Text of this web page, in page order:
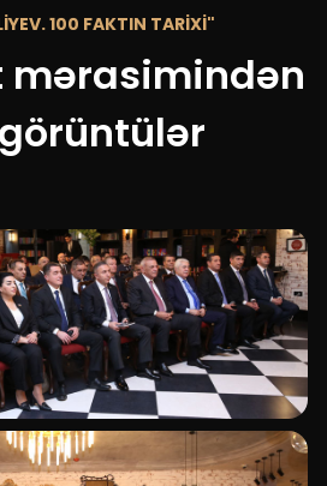
100 FAKTIN TARİXİ"
mərasimindən